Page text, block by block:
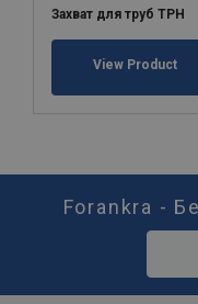
Захват для труб ТРН
View Product
Forankra -